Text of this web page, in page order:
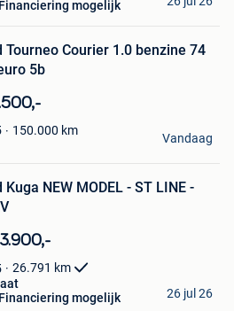
Financiering mogelijk
Tourneo Courier 1.0 benzine 74
5b
150.000 km
Vandaag
Kuga NEW MODEL - ST LINE -
26.791 km
Financiering mogelijk 26 jul 26